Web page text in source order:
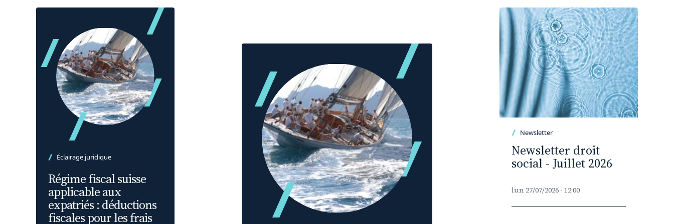
Éclairage juridique
Régime fiscal suisse
applicable aux
expatriés : déductions
fiscales pour les frais
Newsletter
Newsletter droit
social - Juillet 2026
lun 27/07/2026 - 12:00